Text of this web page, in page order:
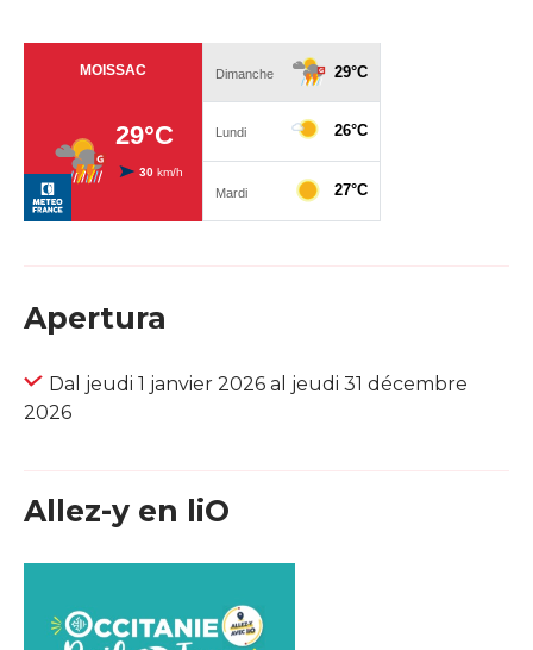
Apertura
Dal jeudi 1 janvier 2026 al jeudi 31 décembre
2026
Allez-y en liO